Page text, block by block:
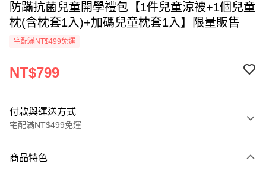
防蹣抗菌兒童開學禮包【1件兒童涼被+1個兒童
枕(含枕套1入)+加碼兒童枕套1入】限量販售
宅配滿NT$499免運
NT$799
付款與運送方式
宅配滿NT$499免運
信用卡一次付款
商品特色